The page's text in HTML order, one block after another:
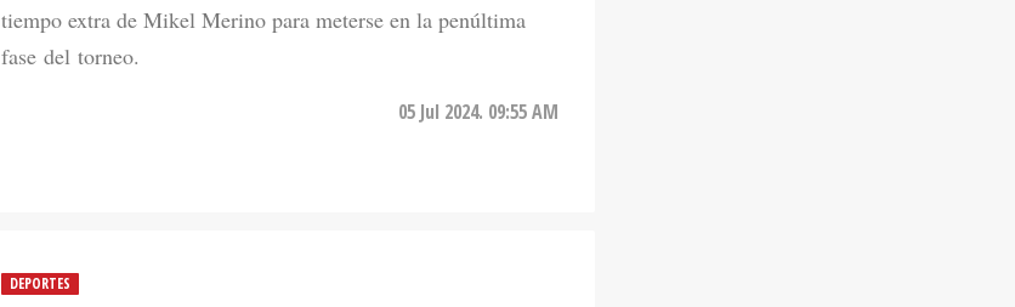
tiempo extra de Mikel Merino para meterse en la penúltima
fase del torneo.
05 Jul 2024. 09:55 AM
DEPORTES